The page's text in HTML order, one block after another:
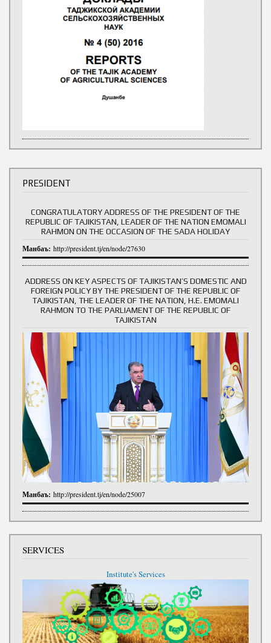
PRESIDENT
CONGRATULATORY ADDRESS OF THE PRESIDENT OF THE
REPUBLIC OF TAJIKISTAN, LEADER OF THE NATION EMOMALI
RAHMON ON THE OCCASION OF THE SADA HOLIDAY
Манбаъ: http://president.tj/en/node/27630
ADDRESS ON KEY ASPECTS OF TAJIKISTAN’S DOMESTIC AND
FOREIGN POLICY BY THE PRESIDENT OF THE REPUBLIC OF
TAJIKISTAN, THE LEADER OF THE NATION, H.E. EMOMALI
RAHMON TO THE PARLIAMENT OF THE REPUBLIC OF
TAJIKISTAN
Манбаъ: http://president.tj/en/node/25007
SERVICES
Institute's Services